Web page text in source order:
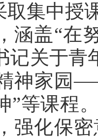
取集中授
涵盖“在
记关于
神家园
”等课程
强化保